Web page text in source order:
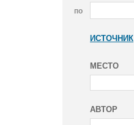
по
ИСТОЧНИК
МЕСТО
АВТОР